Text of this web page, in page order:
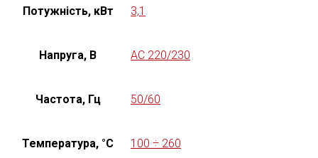
Потужність, кВт 3,1
Напруга, В AC 220/230
Частота, Гц 50/60
Температура, °C 100 ÷ 260